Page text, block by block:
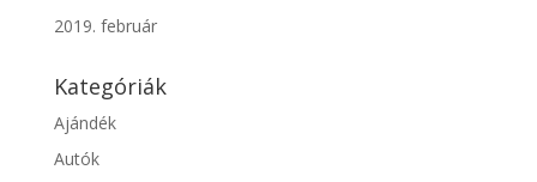
2019. február
Kategóriák
Ajándék
Autók